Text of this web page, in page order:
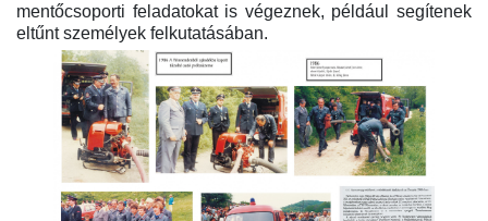
mentőcsoporti feladatokat is végeznek, például segítenek
eltűnt személyek felkutatásában.